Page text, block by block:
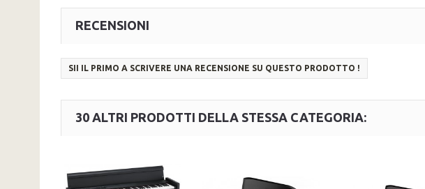
RECENSIONI
SII IL PRIMO A SCRIVERE UNA RECENSIONE SU QUESTO PRODOTTO !
30 ALTRI PRODOTTI DELLA STESSA CATEGORIA: